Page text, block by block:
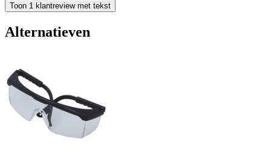
Toon 1 klantreview met tekst
Alternatieven